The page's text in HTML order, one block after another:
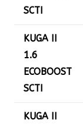
SCTI
KUGA II
1.6
ECOBOOST
SCTI
KUGA II